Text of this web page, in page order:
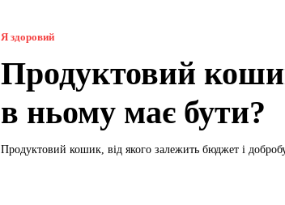
Я здоровий
Продуктовий
в ньому має бути?
Продуктовий кошик, від якого залежить бюджет і